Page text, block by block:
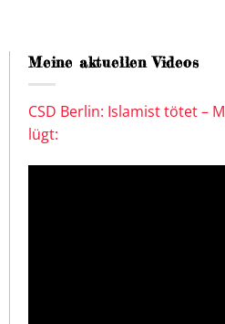
Meine aktuellen Videos
CSD Berlin: Islamist tötet –
lügt: